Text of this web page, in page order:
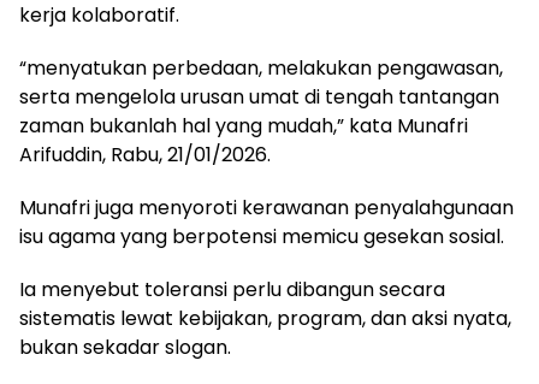
kerja kolaboratif.
“menyatukan perbedaan, melakukan pengawasan,
serta mengelola urusan umat di tengah tantangan
zaman bukanlah hal yang mudah,” kata Munafri
Arifuddin, Rabu, 21/01/2026.
Munafri juga menyoroti kerawanan penyalahgunaan
isu agama yang berpotensi memicu gesekan sosial.
Ia menyebut toleransi perlu dibangun secara
sistematis lewat kebijakan, program, dan aksi nyata,
bukan sekadar slogan.